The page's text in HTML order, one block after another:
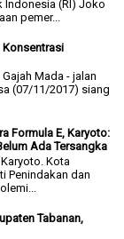
Indonesia (RI) Joko
pemer...
Konsentrasi
Mada - jalan
(07/11/2017) siang
Formula E, Karyoto:
Ada Tersangka
Kota
Penindakan dan
Tabanan,